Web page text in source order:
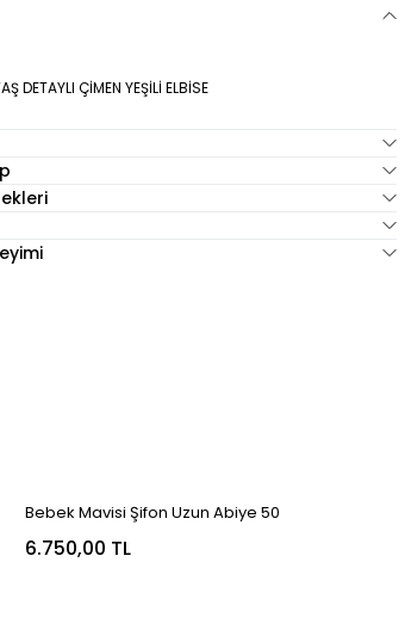
DETAYLI ÇİMEN YEŞİLİ ELBİSE
Bebek Mavisi Şifon Uzun Abiye 50
6.750,00 TL